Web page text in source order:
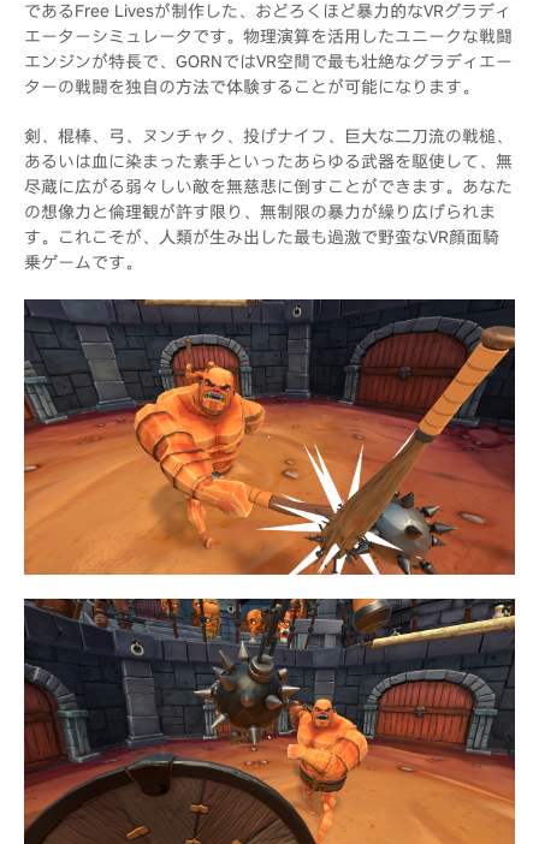
であるFree Livesが制作した、おどろくほど暴力的なVRグラディ
エーターシミュレータです。物理演算を活用したユニークな戦闘
エンジンが特長で、GORNではVR空間で最も壮絶なグラディエー
ターの戦闘を独自の方法で体験することが可能になります。
剣、棍棒、弓、ヌンチャク、投げナイフ、巨大な二刀流の戦槌、
あるいは血に染まった素手といったあらゆる武器を駆使して、無
尽蔵に広がる弱々しい敵を無慈悲に倒すことができます。あなた
の想像力と倫理観が許す限り、無制限の暴力が繰り広げられま
す。これこそが、人類が生み出した最も過激で野蛮なVR顔面騎
乗ゲームです。